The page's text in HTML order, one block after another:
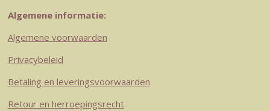
Algemene informatie:
Algemene voorwaarden
Privacybeleid
Betaling en leveringsvoorwaarden
Retour en herroepingsrecht